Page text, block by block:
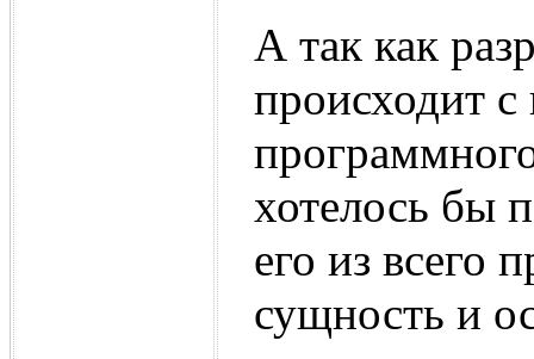
А так как
происходит
хотелось бы
его из всего
сущность и